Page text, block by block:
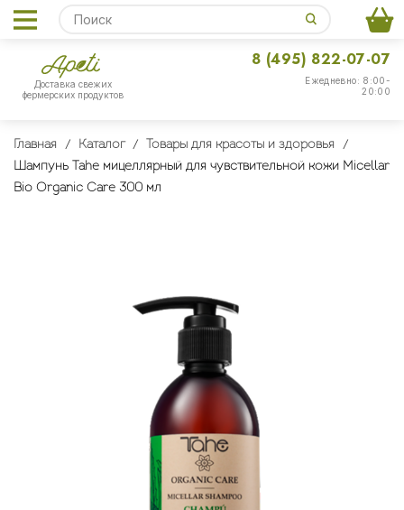
Доставка свежих
фермерских продуктов
Ежедневно: 8:00-
20:00
8 (495) 822-07-07
Главная Каталог
Товары для красоты и здоровья
Шампунь Tahe мицеллярный для чувствительной кожи Micellar
Bio Organic Care 300 мл